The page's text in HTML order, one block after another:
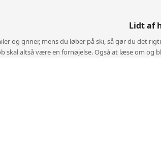
Lidt af
og griner, mens du løber på ski, så gør du det
skal altså være en fornøjelse. Også at læse om og